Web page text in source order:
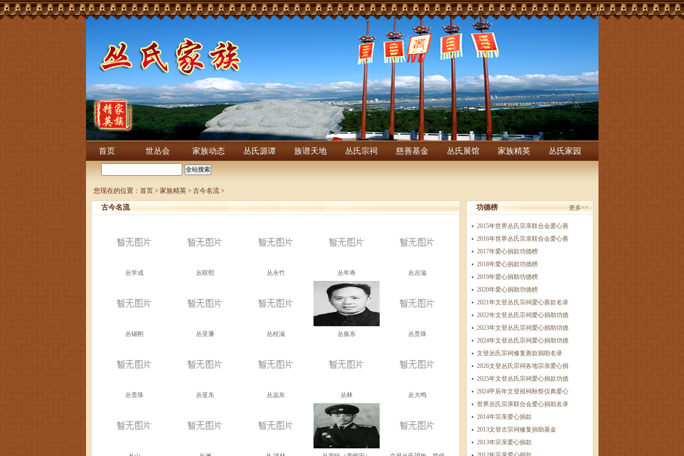
首页 世丛会 家族动态 丛氏源谭 族谱天地 丛氏宗祠 慈善基金 丛氏展馆 家族精英 丛氏家园
您现在的位置： 首页> 家族精英> 古今名流>
古今名流
丛学成 丛暄熙 丛永竹 丛年寿 丛吉滋
丛锡刚 丛亚藩 丛桂滋 丛振东 丛贵珠
丛贵珠 丛亚东 丛远东 丛林 丛大鸣
功德榜 更多>>
2015年世界丛氏宗亲联合会爱心善
2016年世界丛氏宗亲联合会爱心善
2017年爱心捐款功德榜
​2018年爱心捐款功德榜
2019年爱心捐助功德榜
2020年爱心捐助功德榜
2021年文登丛氏宗祠爱心善款名录
2022年文登丛氏宗祠爱心捐助功德
2023年文登丛氏宗祠爱心捐助功德
2024年文登丛氏宗祠爱心捐助功德
文登丛氏宗祠修复善款捐助名录
2026文登丛氏宗祠各地宗亲爱心捐
2025年文登丛氏宗祠爱心捐款功德
2024甲辰年文登祖祠秋祭仪典爱心
世界丛氏宗亲联合会爱心捐助名录
2014年宗亲爱心捐款
2013文登古宗祠修复捐助基金
2013年宗亲爱心捐款